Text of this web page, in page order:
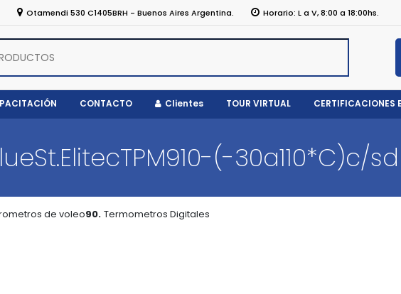
Otamendi 530 C1405BRH - Buenos Aires Argentina. Horario: L a V, 8:00 a 18:00hs.
CONTACTO Clientes TOUR VIRTUAL CERTIFICACIONES
(-30a110*C)c/sd
de voleo90. Termometros Digitales